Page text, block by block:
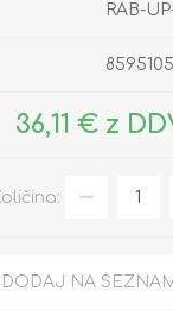
RAB-
36,11 € z
DODAJ NA